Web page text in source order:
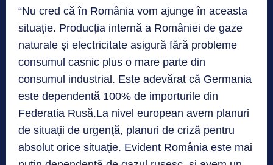
“Nu cred că în România vom ajunge în aceasta
situaţie. Producția internă a României de gaze
naturale şi electricitate asigură fără probleme
consumul casnic plus o mare parte din
consumul industrial. Este adevărat că Germania
este dependentă 100% de importurile din
Federația Rusă.La nivel european avem planuri
de situaţii de urgenţă, planuri de criză pentru
absolut orice situaţie. Evident România este mai